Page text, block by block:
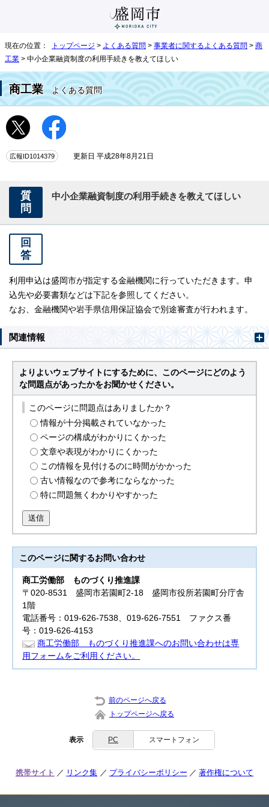
現在の位置： トップページ > よくある質問 > 事業者に関するよくある質問 > 商
工業 > 中小企業融資制度の利用手続きを教えてほしい
商工業よくある質問
広報ID1014379 更新日 平成28年8月21日
質
問
中小企業融資制度の利用手続きを教えてほしい
回
答
利用申込は盛岡市が指定する金融機関に行っていただきます。申
込先や必要書類などは下記を参照してください。
なお、金融機関や岩手県信用保証協会で別途審査が行われます。
関連情報
よりよいウェブサイトにするために、このページにどのよう
な問題点があったかをお聞かせください。
このページに問題点はありましたか？
情報が十分掲載されていなかった
ページの構成がわかりにくかった
文章や表現がわかりにくかった
この情報を見付けるのに時間がかかった
古い情報なので参考にならなかった
特に問題無くわかりやすかった
送信
このページに関するお問い合わせ
商工労働部
ものづくり推進課
〒020-8531 盛岡市若園町2-18 盛岡市役所若園町分庁舎
1階
電話番号：019-626-7538、019-626-7551 ファクス番
号：019-626-4153
商工労働部 ものづくり推進課へのお問い合わせは専
用フォームをご利用ください。
前のページへ戻る
トップページへ戻る
表示 PC スマートフォン
携帯サイト リンク集 プライバシーポリシー 著作権について